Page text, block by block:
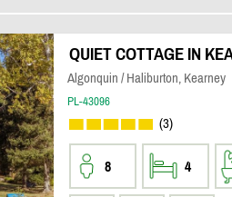
QUIET COTTAGE IN
Algonquin / Haliburton, Kearney
PL-43096
(3)
8 4